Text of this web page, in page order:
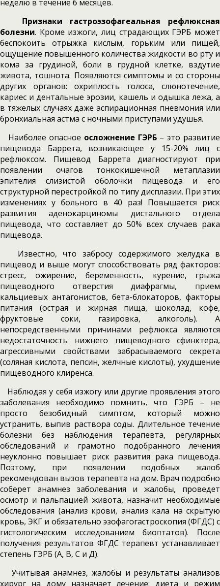
неделю в течение 6 месяцев.
Признаки гастроэзофагеальная рефлюксная
болезни. Кроме изжоги, лиц страдающих ГЭРБ может
беспокоить отрыжка кислым, горьким или пищей,
ощущение повышенного количества жидкости во рту и
кома за грудиной, боли в грудной клетке, вздутие
живота, тошнота. Появляются симптомы и со стороны
других органов: охриплость голоса, слюнотечение,
кариес и дентальные эрозии, кашель и одышка лежа, а
в тяжелых случаях даже аспирационная пневмония или
бронхиальная астма с ночными приступами удушья.
Наиболее опасное осложнение ГЭРБ – это развитие
пищевода Баррета, возникающее у 15-20% лиц с
рефлюксом. Пищевод Баррета диагностируют при
появлении очагов тонкокишечной метаплазии
эпителия слизистой оболочки пищевода и его
структурной перестройкой по типу дисплазии. При этих
изменениях у больного в 40 раз! Повышается риск
развития аденокарциномы дистального отдела
пищевода, что составляет до 50% всех случаев рака
пищевода.
Известно, что забросу содержимого желудка в
пищевод и выше могут способствовать ряд факторов:
стресс, ожирение, беременность, курение, грыжа
пищеводного отверстия диафрагмы, прием
кальциевых антагонистов, бета-блокаторов, факторы
питания (острая и жирная пища, шоколад, кофе,
фруктовые соки, газировка, алкоголь). А
непосредственными причинами рефлюкса являются
недостаточность нижнего пищеводного сфинктера,
агрессивными свойствами забрасываемого секрета
(соляная кислота, пепсин, желчные кислоты), ухудшение
пищеводного клиренса.
Наблюдая у себя изжогу или другие проявления этого
заболевания необходимо помнить, что ГЭРБ – не
просто безобидный симптом, который можно
устранить, выпив раствора соды. Длительное течение
болезни без наблюдения терапевта, регулярных
обследований и грамотно подобранного лечения
неуклонно повышает риск развития рака пищевода.
Поэтому, при появлении подобных жалоб
рекомендован вызов терапевта на дом. Врач подробно
соберет анамнез заболевания и жалобы, проведет
осмотр и пальпацией живота, назначит необходимые
обследования (анализ крови, анализ кала на скрытую
кровь, ЭКГ и обязательно эзофагогастроскопия (ФГДС) с
гистологическим исследованием биоптатов). После
получения результатов ФГДС терапевт устанавливает
степень ГЭРБ (А, В, С и Д).
Учитывая анамнез, жалобы и результаты анализов
хирург на дому назначает лечение: диета и режим